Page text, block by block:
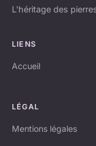
L'héritage des
LIENS
Accueil
LÉGAL
Mentions légales